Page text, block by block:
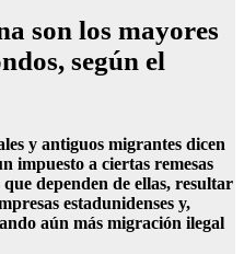
son los mayores
según el
y antiguos migrantes dicen
impuesto a ciertas remesas
dependen de ellas, resultar
estadunidenses y,
aún más migración ilegal